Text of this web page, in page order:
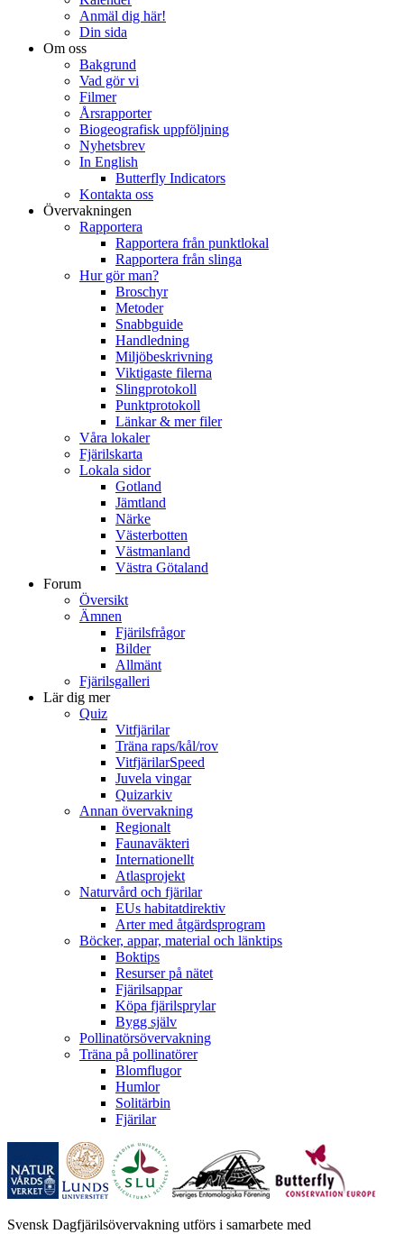
Anmäl dig här!
Din sida
Om oss
Bakgrund
Vad gör vi
Filmer
Årsrapporter
Biogeografisk uppföljning
Nyhetsbrev
In English
Butterfly Indicators
Kontakta oss
Övervakningen
Rapportera
Rapportera från punktlokal
Rapportera från slinga
Hur gör man?
Broschyr
Metoder
Snabbguide
Handledning
Miljöbeskrivning
Viktigaste filerna
Slingprotokoll
Punktprotokoll
Länkar & mer filer
Våra lokaler
Fjärilskarta
Lokala sidor
Gotland
Jämtland
Närke
Västerbotten
Västmanland
Västra Götaland
Forum
Översikt
Ämnen
Fjärilsfrågor
Bilder
Allmänt
Fjärilsgalleri
Lär dig mer
Quiz
Vitfjärilar
Träna raps/kål/rov
VitfjärilarSpeed
Juvela vingar
Quizarkiv
Annan övervakning
Regionalt
Faunaväkteri
Internationellt
Atlasprojekt
Naturvård och fjärilar
EUs habitatdirektiv
Arter med åtgärdsprogram
Böcker, appar, material och länktips
Boktips
Resurser på nätet
Fjärilsappar
Köpa fjärilsprylar
Bygg själv
Pollinatörsövervakning
Träna på pollinatörer
Blomflugor
Humlor
Solitärbin
Fjärilar
Svensk Dagfjärilsövervakning utförs i samarbete med